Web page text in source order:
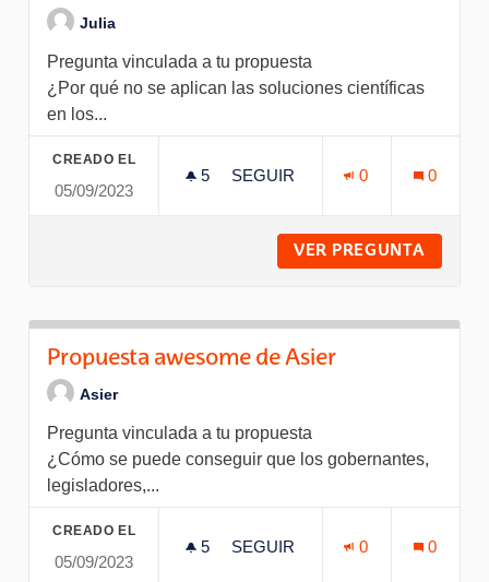
Julia
Pregunta vinculada a tu propuesta
¿Por qué no se aplican las soluciones científicas
en los...
CREADO EL
05/09/2023
5 5 SEGUIDORAS
SEGUIR
0 0
VER PREGUNTA
Propuesta awesome de Asier
Asier
Pregunta vinculada a tu propuesta
¿Cómo se puede conseguir que los gobernantes,
legisladores,...
CREADO EL
05/09/2023
5 5 SEGUIDORAS
SEGUIR
0 0